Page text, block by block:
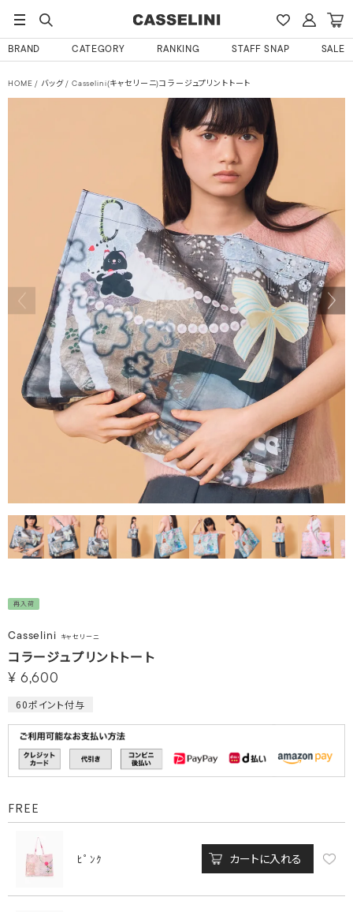
BRAND CATEGORY RANKING STAFF SNAP SALE
HOME バッグ Casselini(キャセリーニ)コラージュプリントトート
再入荷
Casselini キャセリーニ
コラージュプリントトート
¥ 6,600
60ポイント付与
FREE
ﾋﾟﾝｸ カートに入れる